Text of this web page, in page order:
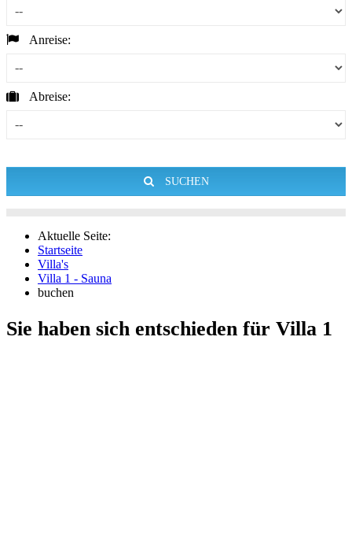
Anreise:
Abreise:
SUCHEN
Aktuelle Seite:
Startseite
Villa's
Villa 1 - Sauna
buchen
Sie haben sich entschieden für Villa 1